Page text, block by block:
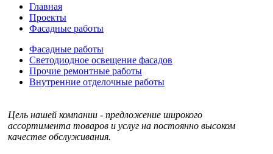
Главная
Проекты
Фасадные работы
Фасадные работы
Светодиодное освещение фасадов
Прочие ремонтные работы
Внутренние отделочные работы
Цель нашей компании - предложение широкого
ассортимента товаров и услуг на постоянно высоком
качестве обслуживания.